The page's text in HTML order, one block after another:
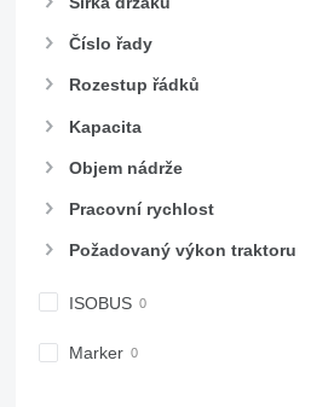
Číslo řady
Rozestup řádků
Kapacita
Objem nádrže
Pracovní rychlost
Požadovaný výkon traktoru
ISOBUS
Marker